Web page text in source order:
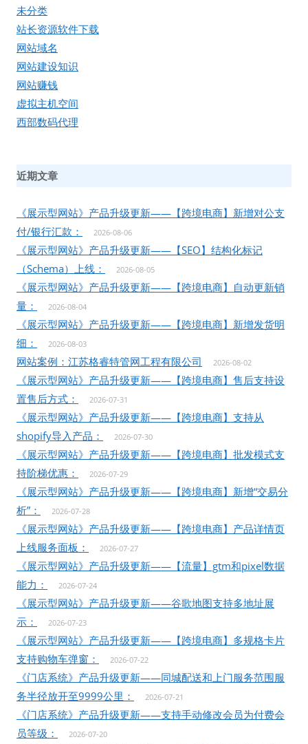
未分类
站长资源软件下载
网站域名
网站建设知识
网站赚钱
虚拟主机空间
西部数码代理
近期文章
《展示型网站》产品升级更新——【跨境电商】新增对公支
付/银行汇款：
2026-08-06
《展示型网站》产品升级更新——【SEO】结构化标记
（Schema）上线：
2026-08-05
《展示型网站》产品升级更新——【跨境电商】自动更新销
量：
2026-08-04
《展示型网站》产品升级更新——【跨境电商】新增发货明
细：
2026-08-03
网站案例：江苏格睿特管网工程有限公司 2026-08-02
《展示型网站》产品升级更新——【跨境电商】售后支持设
置售后方式：
2026-07-31
《展示型网站》产品升级更新——【跨境电商】支持从
shopify导入产品：
2026-07-30
《展示型网站》产品升级更新——【跨境电商】批发模式支
持阶梯优惠：
2026-07-29
《展示型网站》产品升级更新——【跨境电商】新增“交易分
析”：
2026-07-28
《展示型网站》产品升级更新——【跨境电商】产品详情页
上线服务面板：
2026-07-27
《展示型网站》产品升级更新——【流量】gtm和pixel数据
能力：
2026-07-24
《展示型网站》产品升级更新——谷歌地图支持多地址展
示：
2026-07-23
《展示型网站》产品升级更新——【跨境电商】多规格卡片
支持购物车弹窗：
2026-07-22
《门店系统》产品升级更新——同城配送和上门服务范围服
务半径放开至9999公里：
2026-07-21
《门店系统》产品升级更新——支持手动修改会员为付费会
员等级：
2026-07-20